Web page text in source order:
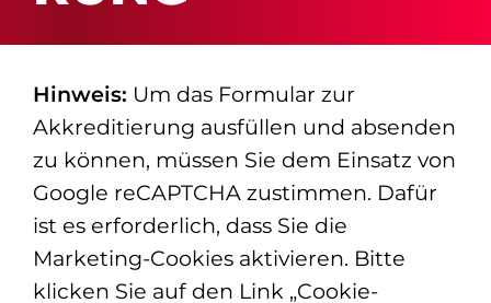
Hinweis: Um das Formular zur
Akkreditierung ausfüllen und absenden
zu können, müssen Sie dem Einsatz von
Google reCAPTCHA zustimmen. Dafür
ist es erforderlich, dass Sie die
Marketing-Cookies aktivieren. Bitte
klicken Sie auf den Link „Cookie-